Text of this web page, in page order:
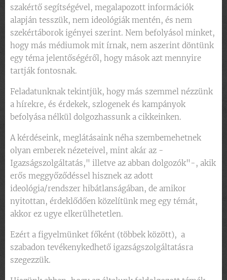
szakértő segítségével, megalapozott információk
alapján tesszük, nem ideológiák mentén, és nem
szekértáborok igényei szerint. Nem befolyásol minket,
hogy más médiumok mit írnak, nem aszerint döntünk
egy téma jelentőségéről, hogy mások azt mennyire
tartják fontosnak.
Feladatunknak tekintjük, hogy más szemmel nézzünk
a hírekre, és érdekek, szlogenek és kampányok
befolyása nélkül dolgozhassunk a cikkeinken.
A kérdéseink, meglátásaink néha szembemehetnek
olyan emberek nézeteivel, mint akár az -
Igazságszolgáltatás," illetve az abban dolgozók"-, akik
erős meggyőződéssel hisznek az adott
ideológia/rendszer hibátlanságában, de amikor
nyitottan, érdeklődően közelítünk meg egy témát,
akkor ez ugye elkerülhetetlen.
Ezért a figyelmünket főként (többek között), a
szabadon tevékenykedhető igazságszolgáltatásra
szegezzük.